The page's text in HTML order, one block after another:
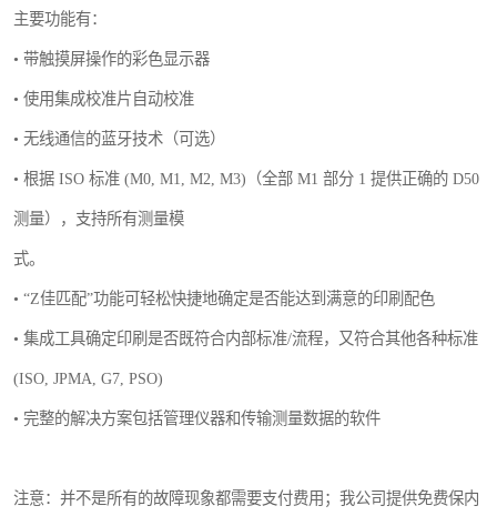
主要功能有：
• 带触摸屏操作的彩色显示器
• 使用集成校准片自动校准
• 无线通信的蓝牙技术（可选）
• 根据 ISO 标准 (M0, M1, M2, M3)（全部 M1 部分 1 提供正确的 D50
测量），支持所有测量模
式。
• “Z佳匹配”功能可轻松快捷地确定是否能达到满意的印刷配色
• 集成工具确定印刷是否既符合内部标准/流程，又符合其他各种标准
(ISO, JPMA, G7, PSO)
• 完整的解决方案包括管理仪器和传输测量数据的软件
注意：并不是所有的故障现象都需要支付费用；我公司提供免费保内